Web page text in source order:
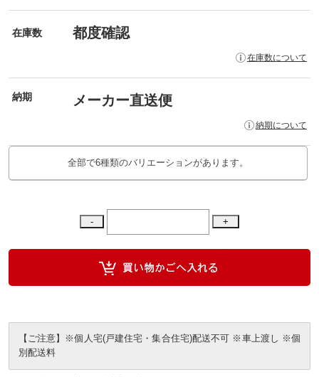
在庫数 都度確認
在庫数について
納期 メーカー直送便
納期について
全部で6種類のバリエーションがあります。
【ご注意】※個人宅(戸建住宅・集合住宅)配送不可 ※車上渡し ※個
別配送料